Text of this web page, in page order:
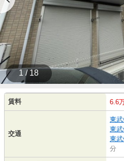
1 / 18
賃料 6.6
交通
東
東
東
分